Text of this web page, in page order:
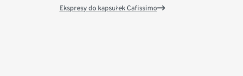
Ekspresy do kapsułek Cafissimo